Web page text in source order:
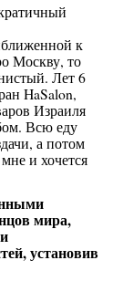
к
Москву, то
Лет 6
HaSalon,
Израиля
Всю еду
а потом
и хочется
мира,
установив